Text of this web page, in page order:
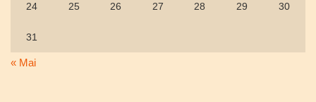
24 25 26 27 28 29 30
31
« Mai